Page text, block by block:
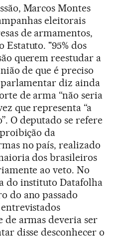
Marcos Montes
eleitorais
de armamentos,
Estatuto. "95% dos
querem reestudar a
de que é preciso
diz ainda
de arma “não seria
que representa “a
O deputado se refere
da
no país, realizado
dos brasileiros
ao veto. No
do instituto Datafolha
do ano passado
de armas deveria ser
disse desconhecer o